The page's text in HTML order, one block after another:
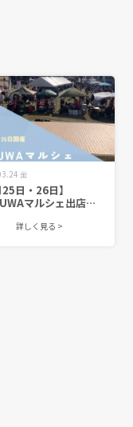
金
25日・26日】
マルシェ出店し
詳しく見る >